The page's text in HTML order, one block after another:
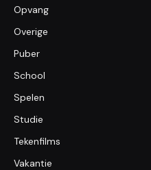
Opvang
Overige
Puber
School
Spelen
Studie
Tekenfilms
Vakantie